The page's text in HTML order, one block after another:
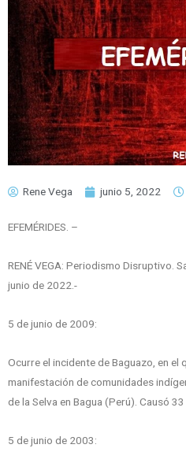
Rene Vega junio 5, 2022
EFEMÉRIDES. –
RENÉ VEGA: Periodismo Disruptivo.
junio de 2022.-
5 de junio de 2009:
Ocurre el incidente de Baguazo, en el
manifestación de comunidades
de la Selva en Bagua (Perú). Causó
5 de junio de 2003: